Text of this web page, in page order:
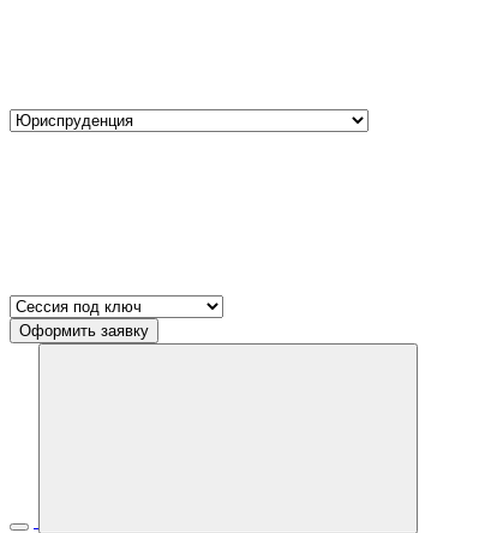
Оформить заявку